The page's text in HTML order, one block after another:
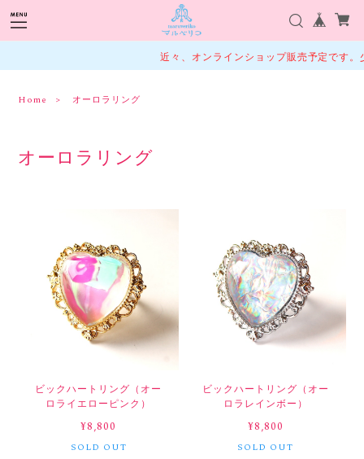
近々、オンラインショップ販売予定です。
Home オーロラリング
オーロラリング
ビックハートリング（オー
ロライエローピンク）
¥8,800
SOLD OUT
ビックハートリング（オー
ロラレインボー）
¥8,800
SOLD OUT